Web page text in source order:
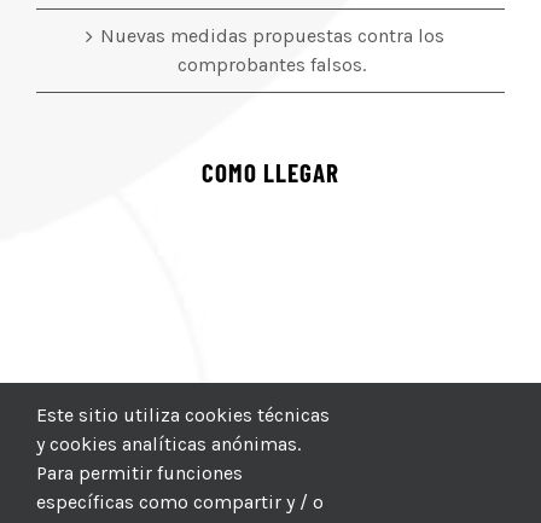
Nuevas medidas propuestas contra los
comprobantes falsos.
COMO LLEGAR
Este sitio utiliza cookies técnicas
y cookies analíticas anónimas.
Para permitir funciones
específicas como compartir y / o